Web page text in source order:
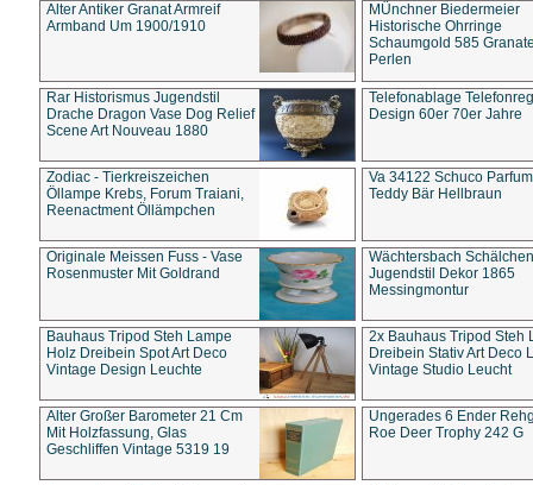
Alter Antiker Granat Armreif
Armband Um 1900/1910
MÜnchner Biedermeier
Historische Ohrringe
Schaumgold 585
Perlen
Rar Historismus Jugendstil
Drache Dragon Vase Dog Relief
Scene Art Nouveau 1880
Telefonablage
Design 60er 70er Jahre
Zodiac - Tierkreiszeichen
Öllampe Krebs, Forum Traiani,
Reenactment Öllämpchen
Va 34122 Schuco
Teddy Bär Hellbraun
Originale Meissen Fuss - Vase
Rosenmuster Mit Goldrand
Wächtersbach Schälchen
Jugendstil Dekor 1865
Messingmontur
Bauhaus Tripod Steh Lampe
Holz Dreibein Spot Art Deco
Vintage Design Leuchte
2x Bauhaus Tripod Steh
Dreibein Stativ Art Deco
Vintage Studio Leucht
Alter Großer Barometer 21 Cm
Mit Holzfassung, Glas
Geschliffen Vintage 5319 19
Ungerades 6 Ender
Roe Deer Trophy 242 G